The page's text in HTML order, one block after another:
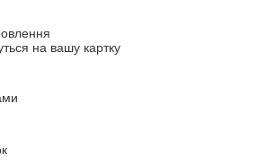
на вашу картку